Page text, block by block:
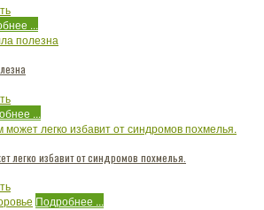
...
...
легко избавит от синдромов похмелья.
Подробнее ...